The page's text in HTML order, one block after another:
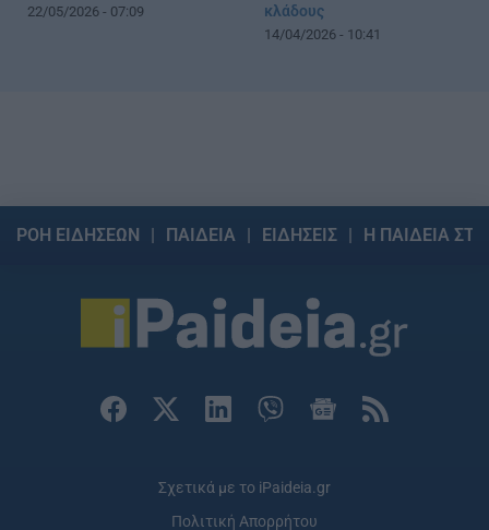
22/05/2026 - 07:09
κλάδους
14/04/2026 - 10:41
ΡΟΗ ΕΙΔΗΣΕΩΝ ΠΑΙΔΕΙΑ ΕΙΔΗΣΕΙΣ Η ΠΑΙΔΕΙΑ
Σχετικά με το iPaideia.gr
Πολιτική Απορρήτου